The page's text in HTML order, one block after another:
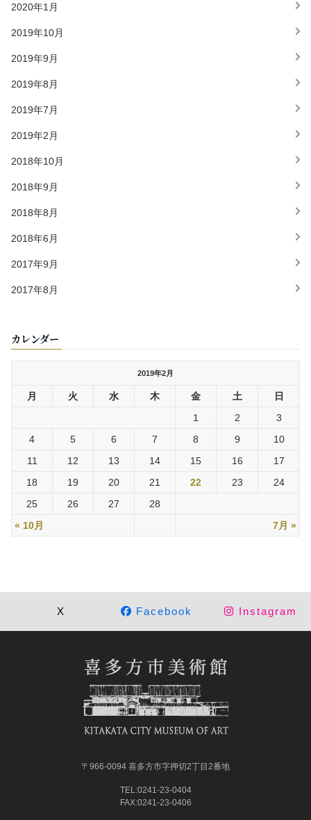
2020年1月
2019年10月
2019年9月
2019年8月
2019年7月
2019年2月
2018年10月
2018年9月
2018年8月
2018年6月
2017年9月
2017年8月
カレンダー
2019年2月
月 火 水 木 金 土 日
« 10月 7月 »
1 2
3
4
5 6 7 8 9
10
11
12 13 14 15 16
17
18
19 20 21 22 23
24
25
26 27 28
X Facebook Instagram
〒966-0094 喜多方市字押切2丁目2番地
TEL:0241-23-0404
FAX:0241-23-0406